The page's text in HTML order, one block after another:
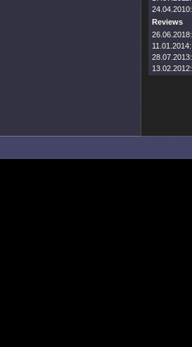
24.04.2010:
Reviews
26.06.2018:
11.01.2014:
28.07.2013:
13.02.2012: